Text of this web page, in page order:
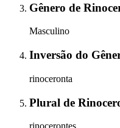
Gênero de
Masculino
Inversão do
rinoceronta
Plural de